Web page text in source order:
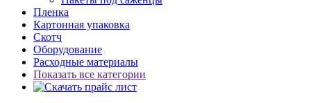
Пленка
Картонная упаковка
Скотч
Оборудование
Расходные материалы
Показать все категории